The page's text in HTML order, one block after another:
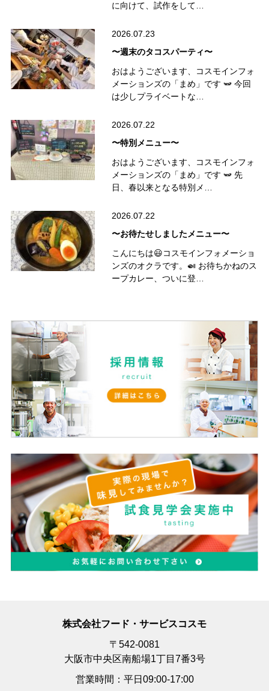
に向けて、試作をして…
2026.07.23
〜週末のタコスパーティ〜
おはようございます、コスモインフォ
メーションズの「まめ」です 🫛 今回
は少しプライベートな…
2026.07.22
〜特別メニュー〜
おはようございます、コスモインフォ
メーションズの「まめ」です 🫛 先
日、春以来となる特別メ…
2026.07.22
〜お待たせしましたメニュー〜
こんにちは😃コスモインフォメーショ
ンズのオクラです。🍛 お待ちかねのス
ープカレー、ついに登…
株式会社フード・サービスコスモ
〒542-0081
大阪市中央区南船場1丁目7番3号
営業時間：平日09:00-17:00